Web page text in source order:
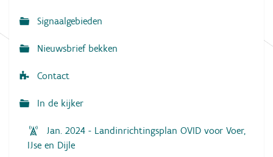
t
Signaalgebieden
Nieuwsbrief bekken
Contact
In de kijker
Jan. 2024 - Landinrichtingsplan OVID voor Voer,
IJse en Dijle